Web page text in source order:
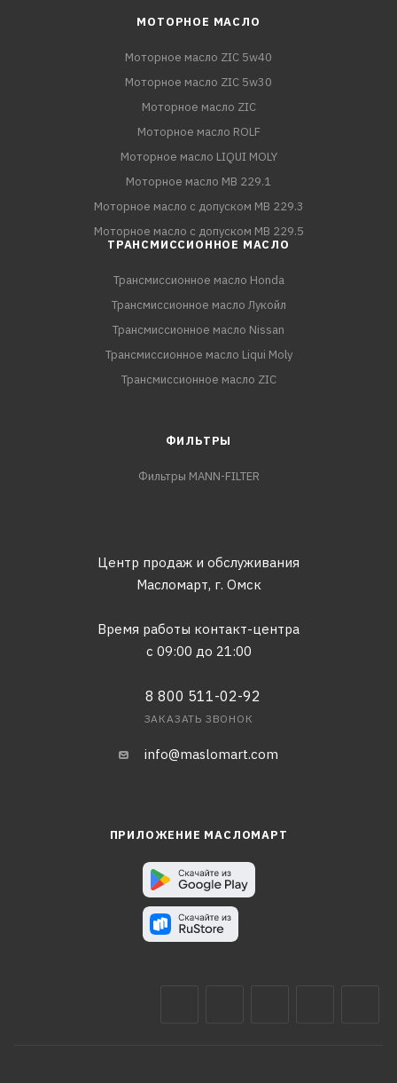
МОТОРНОЕ МАСЛО
Моторное масло ZIC 5w40
Моторное масло ZIC 5w30
Моторное масло ZIC
Моторное масло ROLF
Моторное масло LIQUI MOLY
Моторное масло MB 229.1
Моторное масло с допуском MB 229.3
Моторное масло с допуском MB 229.5
ТРАНСМИССИОННОЕ МАСЛО
Трансмиссионное масло Honda
Трансмиссионное масло Лукойл
Трансмиссионное масло Nissan
Трансмиссионное масло Liqui Moly
Трансмиссионное масло ZIC
ФИЛЬТРЫ
Фильтры MANN-FILTER
Центр продаж и обслуживания
Масломарт, г. Омск
Время работы контакт-центра
с 09:00 до 21:00
8 800 511-02-92
ЗАКАЗАТЬ ЗВОНОК
info@maslomart.com
ПРИЛОЖЕНИЕ МАСЛОМАРТ